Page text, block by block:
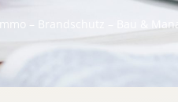
– Brandschutz – Bau &